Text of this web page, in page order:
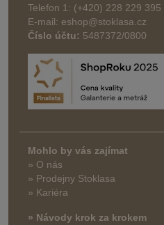
Telefon 1: (+420) 228 229 395
E-mail: eshop@stoklasa.cz
Číslo účtu: 5487372/0800
Mohlo by vás zajímat
» O nás
» Prodejny Stoklasa
» Kariéra
» Návody krok za krokem